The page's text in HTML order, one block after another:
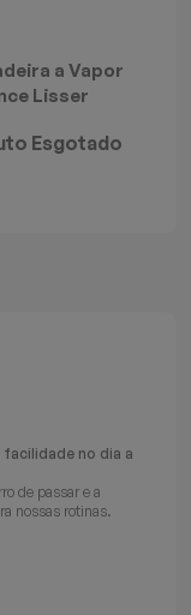
a Vapor
Lisser
Esgotado
no dia a
de passar e a
nossas rotinas.